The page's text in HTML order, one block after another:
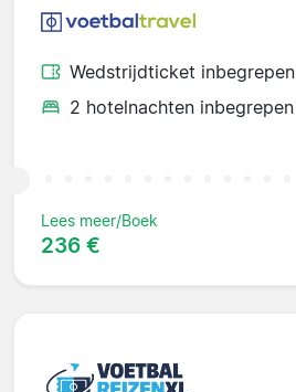
Wedstrijdticket inbegrepen
2 hotelnachten inbegrepen
Lees meer/Boek
236 €